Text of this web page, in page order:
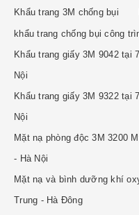
Khẩu trang 3M chống bụi
khẩu trang chống bụi công
Khẩu trang giấy 3M 9042 tại
Nội
Khẩu trang giấy 3M 9322 tại
Nội
Mặt nạ phòng độc 3M 3200
- Hà Nội
Mặt nạ và bình dưỡng khí
Trung - Hà Đông